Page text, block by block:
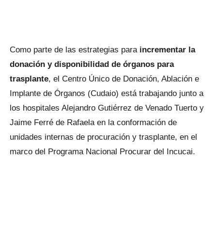
Como parte de las estrategias para incrementar la
donación y disponibilidad de órganos para
trasplante, el Centro Único de Donación, Ablación e
Implante de Órganos (Cudaio) está trabajando junto a
los hospitales Alejandro Gutiérrez de Venado Tuerto y
Jaime Ferré de Rafaela en la conformación de
unidades internas de procuración y trasplante, en el
marco del Programa Nacional Procurar del Incucai.